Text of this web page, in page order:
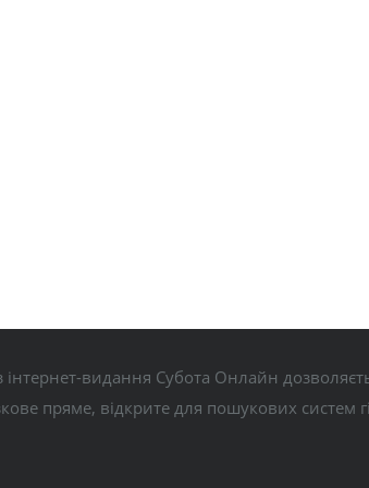
інтернет-видання Субота Онлайн
пряме, відкрите для пошукових